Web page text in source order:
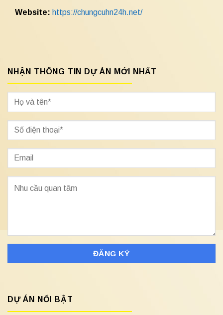
Website: https://chungcuhn24h.net/
NHẬN THÔNG TIN DỰ ÁN MỚI NHẤT
DỰ ÁN NỔI BẬT